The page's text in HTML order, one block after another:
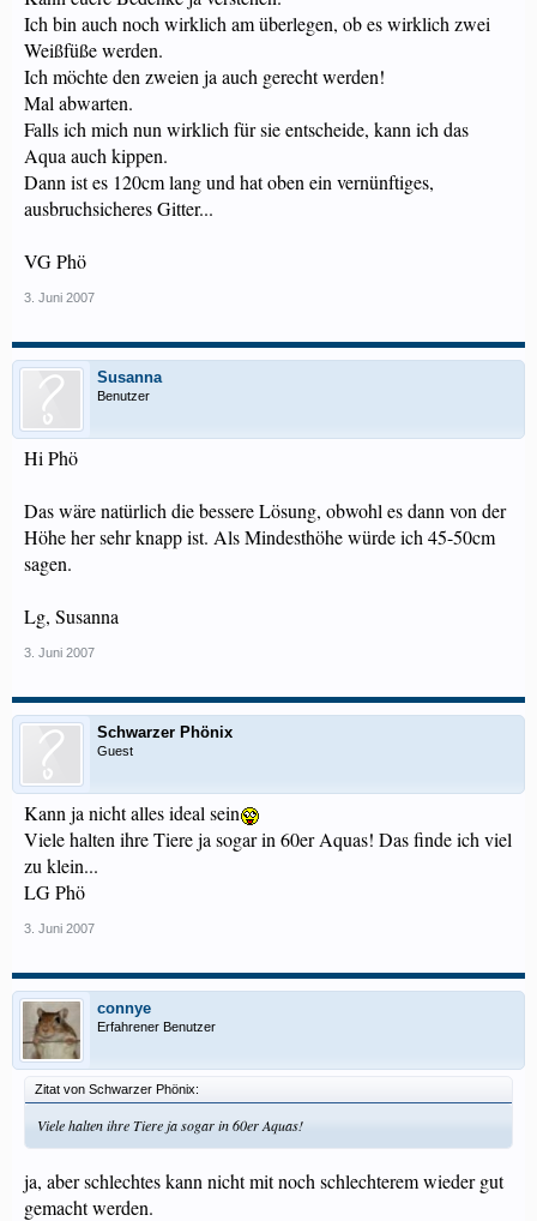
Ich bin auch noch wirklich am überlegen, ob es wirklich zwei
Weißfüße werden.
Ich möchte den zweien ja auch gerecht werden!
Mal abwarten.
Falls ich mich nun wirklich für sie entscheide, kann ich das
Aqua auch kippen.
Dann ist es 120cm lang und hat oben ein vernünftiges,
ausbruchsicheres Gitter...
VG Phö
3. Juni 2007
Susanna
Benutzer
Hi Phö
Das wäre natürlich die bessere Lösung, obwohl es dann von der
Höhe her sehr knapp ist. Als Mindesthöhe würde ich 45-50cm
sagen.
Lg, Susanna
3. Juni 2007
Schwarzer Phönix
Guest
Kann ja nicht alles ideal sein
Viele halten ihre Tiere ja sogar in 60er Aquas! Das finde ich viel
zu klein...
LG Phö
3. Juni 2007
connye
Erfahrener Benutzer
Zitat von Schwarzer Phönix:
Viele halten ihre Tiere ja sogar in 60er Aquas!
ja, aber schlechtes kann nicht mit noch schlechterem wieder gut
gemacht werden.